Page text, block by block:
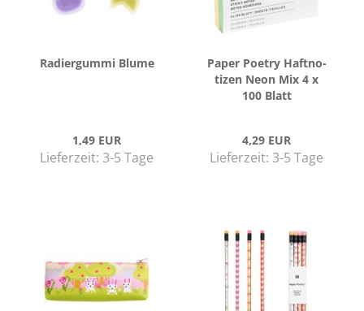
Ra­dier­gum­mi Blume
1,49 EUR
Lieferzeit: 3-5 Tage
Paper Poe­try Haft­no­
ti­zen Neon Mix 4 x
100 Blatt
4,29 EUR
Lieferzeit: 3-5 Tage